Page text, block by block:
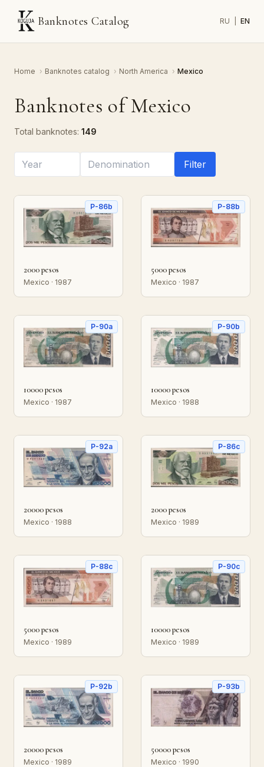
Banknotes Catalog RU EN
Home › Banknotes catalog › North America › Mexico
Banknotes of Mexico
Total banknotes: 149
Filter
P-86b
2000 pesos
Mexico · 1987
P-88b
5000 pesos
Mexico · 1987
P-90a
10000 pesos
Mexico · 1987
P-90b
10000 pesos
Mexico · 1988
P-92a
20000 pesos
Mexico · 1988
P-86c
2000 pesos
Mexico · 1989
P-88c
5000 pesos
Mexico · 1989
P-90c
10000 pesos
Mexico · 1989
P-92b
20000 pesos
Mexico · 1989
P-93b
50000 pesos
Mexico · 1990